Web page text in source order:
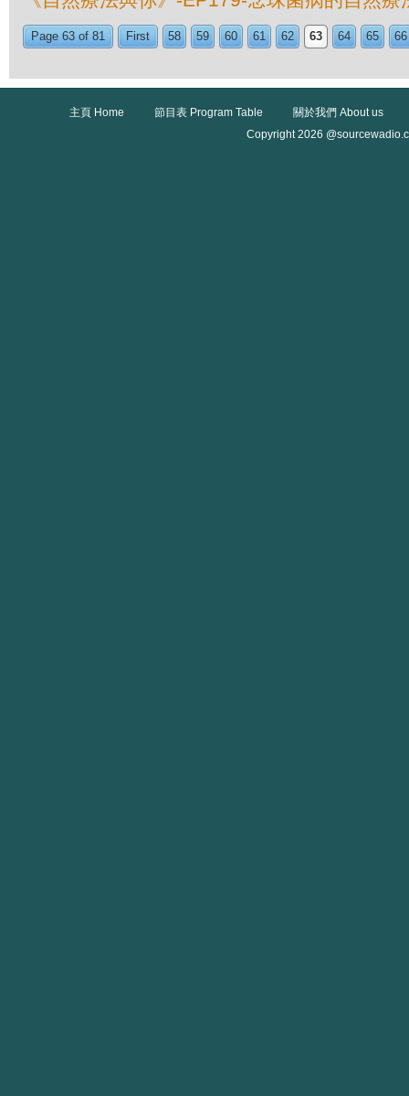
Page 63 of 81 First 58 59 60 61 62 63 64 65 66
主頁 Home 節目表 Program Table
關於我們 About us
Copyright 2026